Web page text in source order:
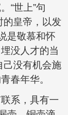
“世上”句
的皇帝，以发
是敬慕和怀
没人才的当
己没有机会施
春年华。
系，具有一